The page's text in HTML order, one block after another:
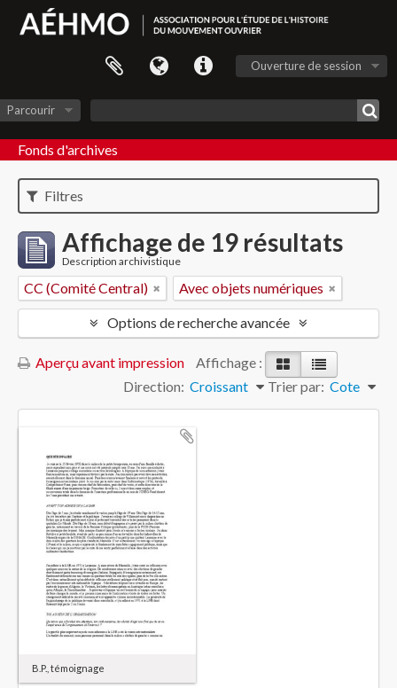
Ouverture de session
Parcourir
Fonds d'archives
Filtres
Affichage de 19 résultats
Description archivistique
CC (Comité Central) Avec objets numériques
Options de recherche avancée
Aperçu avant impression
Affichage :
Trier par: Cote
Direction: Croissant
B.P., témoignage